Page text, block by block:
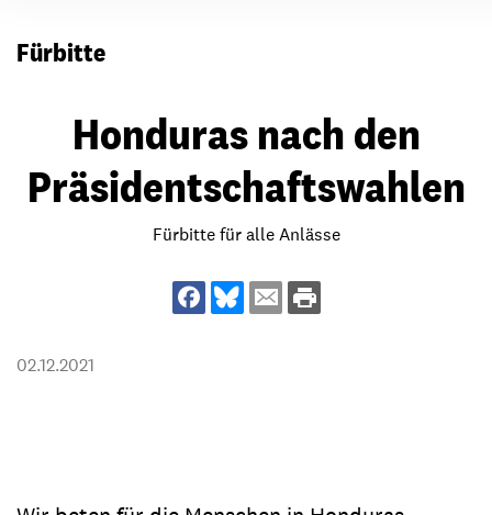
Fürbitte
Honduras nach den
Präsidentschaftswahlen
Fürbitte für alle Anlässe
02.12.2021